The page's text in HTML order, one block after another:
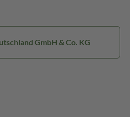
GmbH & Co. KG